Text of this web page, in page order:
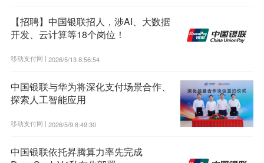
【招聘】中国银联招人，涉AI、大数据
开发、云计算等18个岗位！
移动支付网 | 2026/5/13 8:56:54
中国银联与华为将深化支付场景合作、
探索人工智能应用
移动支付网 | 2026/5/9 8:49:30
中国银联依托昇腾算力率先完成